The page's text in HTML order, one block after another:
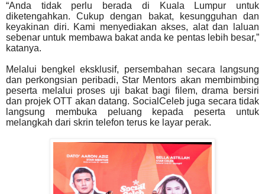
“Anda tidak perlu berada di Kuala Lumpur untuk
diketengahkan. Cukup dengan bakat, kesungguhan
dan
keyakinan diri. Kami menyediakan akses, alat dan laluan
sebenar untuk membawa bakat anda ke pentas lebih besar,”
katanya.
Melalui bengkel eksklusif, persembahan secara langsung
dan perkongsian peribadi, Star Mentors akan membimbing
peserta melalui proses uji bakat bagi filem, drama bersiri
dan projek OTT akan datang. SocialCeleb juga secara tidak
langsung membuka peluang kepada peserta untuk
melangkah dari skrin telefon terus ke layar perak.